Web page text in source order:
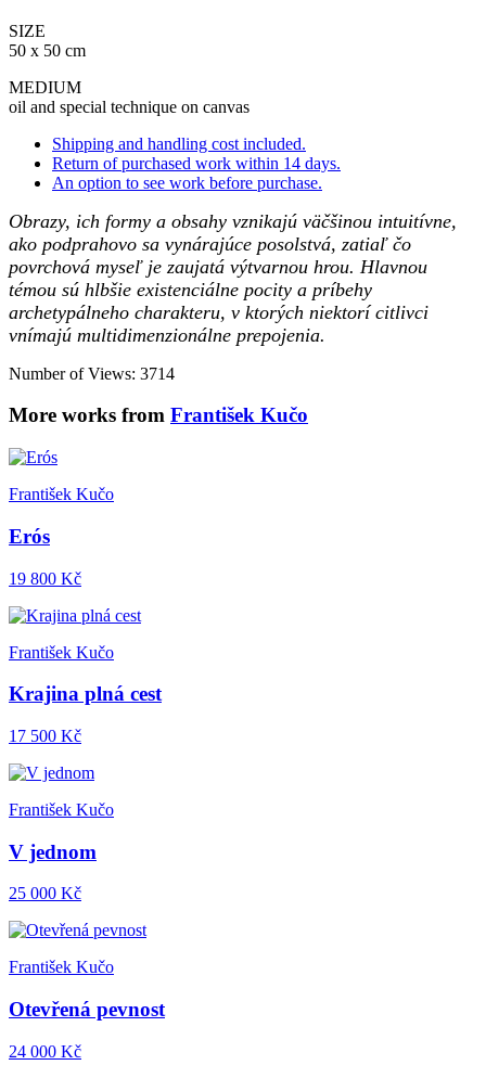
SIZE
50 x 50 cm
MEDIUM
oil and special technique on canvas
Shipping and handling cost included.
Return of purchased work within 14 days.
An option to see work before purchase.
Obrazy, ich formy a obsahy vznikajú väčšinou intuitívne,
ako podprahovo sa vynárajúce posolstvá, zatiaľ čo
povrchová myseľ je zaujatá výtvarnou hrou. Hlavnou
témou sú hlbšie existenciálne pocity a príbehy
archetypálneho charakteru, v ktorých niektorí citlivci
vnímajú multidimenzionálne prepojenia.
Number of Views: 3714
More works from František Kučo
František Kučo
Erós
19 800 Kč
František Kučo
Krajina plná cest
17 500 Kč
František Kučo
V jednom
25 000 Kč
František Kučo
Otevřená pevnost
24 000 Kč